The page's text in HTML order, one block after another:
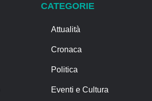
CATEGORIE
Attualità
Cronaca
Politica
Eventi e Cultura